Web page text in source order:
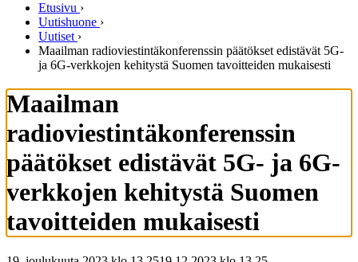
Etusivu ›
Uutishuone ›
Uutiset ›
Maailman radioviestintäkonferenssin päätökset edistävät 5G-
ja 6G-verkkojen kehitystä Suomen tavoitteiden mukaisesti
Maailman
radioviestintäkonferenssin
päätökset edistävät 5G- ja 6G-
verkkojen kehitystä Suomen
tavoitteiden mukaisesti